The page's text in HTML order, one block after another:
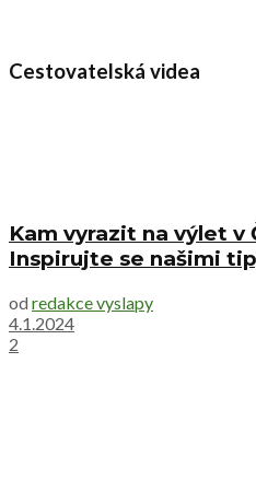
Cestovatelská videa
Kam vyrazit na výlet v
Inspirujte se našimi
od redakce vyslapy
4.1.2024
2